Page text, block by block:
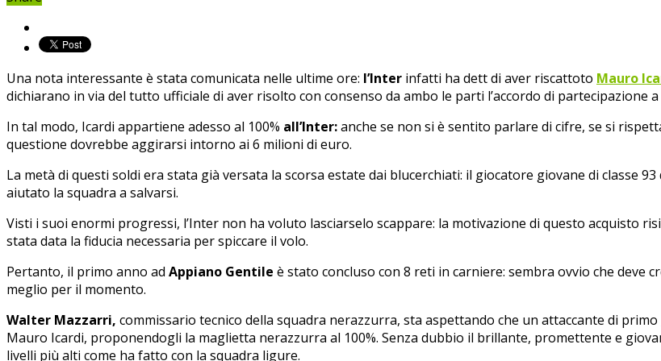
Una nota interessante è stata comunicata nelle ultime ore: l’Inter infatti ha dett di aver riscattoto Mauro
dichiarano in via del tutto ufficiale di aver risolto con consenso da ambo le parti l’accordo di partecipazione
In tal modo, Icardi appartiene adesso al 100% all’Inter:anche se non si è sentito parlare di cifre, se si
questione dovrebbe aggirarsi intorno ai 6 milioni di euro.
La metà di questi soldi era stata già versata la scorsa estate dai blucerchiati: il giocatore giovane di classe
aiutato la squadra a salvarsi.
Visti i suoi enormi progressi, l’Inter non ha voluto lasciarselo scappare: la motivazione di questo acquisto
stata data la fiducia necessaria per spiccare il volo.
Pertanto, il primo anno ad Appiano Gentile è stato concluso con 8 reti in carniere: sembra ovvio che deve
meglio per il momento.
Walter Mazzarri, commissario tecnico della squadra nerazzurra, sta aspettando che un attaccante di
Mauro Icardi, proponendogli la maglietta nerazzurra al 100%. Senza dubbio il brillante, promettente e
livelli più alti come ha fatto con la squadra ligure.